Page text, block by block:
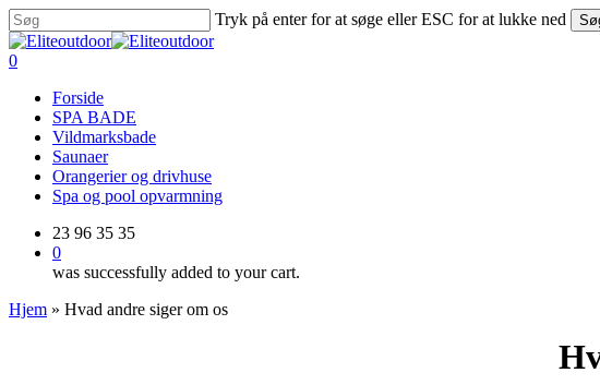
Skip
to
main
Tryk på enter for at søge eller ESC for at lukke ned
Close
Search
0
Forside
SPA BADE
Vildmarksbade
Saunaer
Orangerier og drivhuse
Spa og pool opvarmning
23 96 35 35
0
was successfully added to your cart.
Hjem » Hvad andre siger om os